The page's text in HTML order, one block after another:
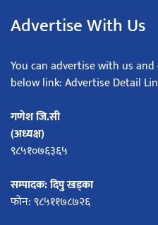
Advertise With Us
You can advertise with us
below link: Advertise Detail
गणेश जि.सी
(अध्यक्ष)
९८५१०७६३६५
सम्पादक: दिपु खड्का
फोन: ९८५११७८७२६